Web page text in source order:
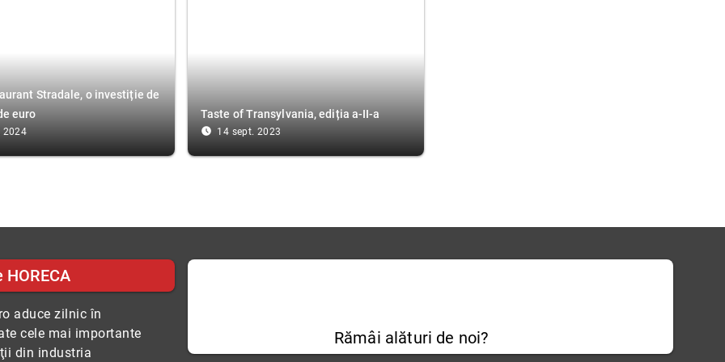
Stradale, o investiție de
euro
2024
Taste of Transylvania, ediția a-II-a
access_time_filled 14 sept. 2023
HORECA
aduce zilnic în
cele mai importante
din industria
Rămâi alături de noi?